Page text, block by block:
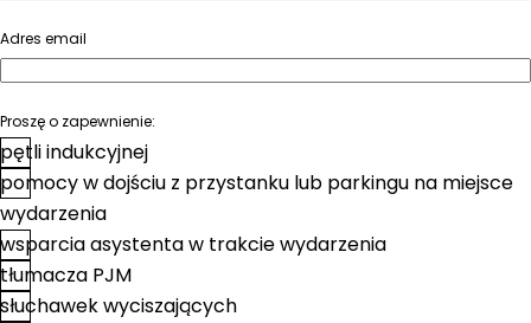
Adres email
Proszę o zapewnienie:
pętli indukcyjnej
pomocy w dojściu z przystanku lub parkingu na miejsce
wydarzenia
wsparcia asystenta w trakcie wydarzenia
tłumacza PJM
słuchawek wyciszających